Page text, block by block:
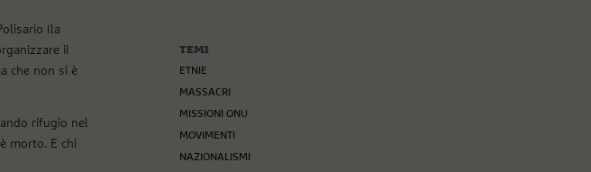
(la
il
che non si è
rifugio nel
morto. E chi
TEMI
ETNIE
MASSACRI
MISSIONI ONU
MOVIMENTI
NAZIONALISMI